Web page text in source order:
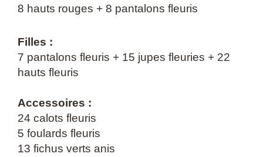
8 hauts rouges + 8 pantalons fleuris
Filles :
7 pantalons fleuris + 15 jupes fleuries + 22
hauts fleuris
Accessoires :
24 calots fleuris
5 foulards fleuris
13 fichus verts anis
Fête
village
(PS/MS)